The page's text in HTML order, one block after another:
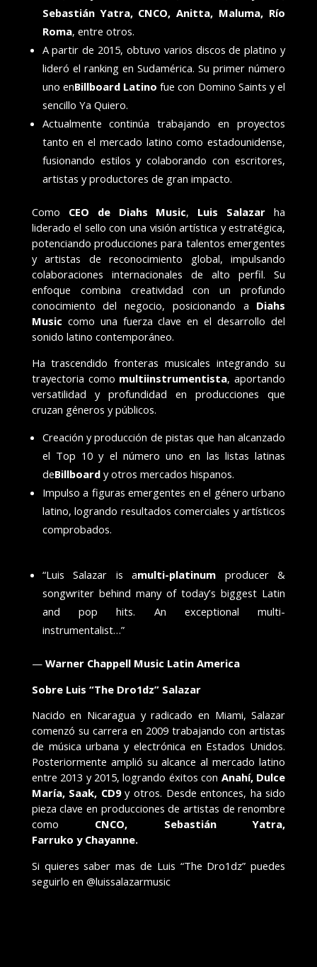
Sebastián Yatra, CNCO, Anitta, Maluma, Río
Roma, entre otros.
A partir de 2015, obtuvo varios discos de platino y
lideró el ranking en Sudamérica. Su primer número
uno enBillboard Latino fue con Domino Saints y el
sencillo Ya Quiero.
Actualmente continúa trabajando en proyectos
tanto en el mercado latino como estadounidense,
fusionando estilos y colaborando con escritores,
artistas y productores de gran impacto.
Como CEO de Diahs Music, Luis Salazar ha
liderado el sello con una visión artística y estratégica,
potenciando producciones para talentos emergentes
y artistas de reconocimiento global, impulsando
colaboraciones internacionales de alto perfil. Su
enfoque combina creatividad con un profundo
conocimiento del negocio, posicionando a Diahs
Music como una fuerza clave en el desarrollo del
sonido latino contemporáneo.
Ha trascendido fronteras musicales integrando su
trayectoria como multiinstrumentista, aportando
versatilidad y profundidad en producciones que
cruzan géneros y públicos.
Creación y producción de pistas que han alcanzado
el Top 10 y el número uno en las listas latinas
deBillboardy otros mercados hispanos.
Impulso a figuras emergentes en el género urbano
latino, logrando resultados comerciales y artísticos
comprobados.
“Luis Salazar is amulti-platinum producer &
songwriter behind many of today’s biggest Latin
and pop hits. An exceptional multi-
instrumentalist…”
— Warner Chappell Music Latin America
Sobre Luis “The Dro1dz” Salazar
Nacido en Nicaragua y radicado en Miami, Salazar
comenzó su carrera en 2009 trabajando con artistas
de música urbana y electrónica en Estados Unidos.
Posteriormente amplió su alcance al mercado latino
entre 2013 y 2015, logrando éxitos con Anahí, Dulce
María, Saak, CD9y otros. Desde entonces, ha sido
pieza clave en producciones de artistas de renombre
como CNCO, Sebastián Yatra,
Farruko y Chayanne.
Si quieres saber mas de Luis “The Dro1dz” puedes
seguirlo en @luissalazarmusic